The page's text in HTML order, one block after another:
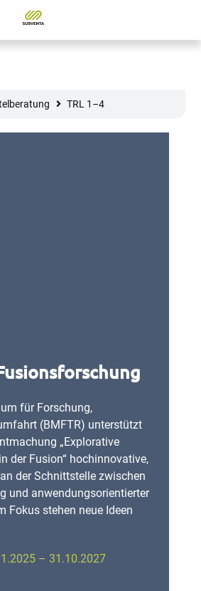
TRL 1–4
für Forschung,
(BMFTR) unterstützt
„Explorative
der Fusion“ hochinnovative,
der Schnittstelle zwischen
und anwendungsorientierter
Fokus stehen neue Ideen
– 31.10.2027